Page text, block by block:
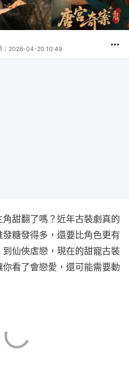
2026-04-20 10:49
角甜翻了嗎？近年古裝劇真的
糖發得多，還要比角色更有
仙俠虐戀，現在的甜寵古裝
看了會戀愛，還可能需要動